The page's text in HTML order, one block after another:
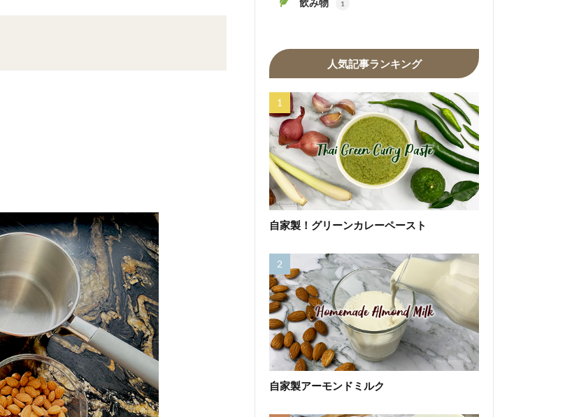
1
人気記事ランキング
自家製！グリーンカレーペースト
自家製アーモンドミルク